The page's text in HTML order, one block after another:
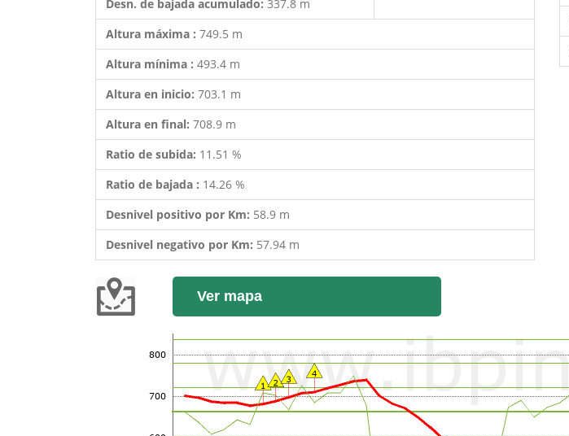
Desn. de bajada acumulado: 337.8 m
Altura máxima : 749.5 m
Altura mínima : 493.4 m
Altura en inicio: 703.1 m
Altura en final: 708.9 m
Ratio de subida: 11.51 %
Ratio de bajada : 14.26 %
Desnivel positivo por Km: 58.9 m
Desnivel negativo por Km: 57.94 m
Ver mapa